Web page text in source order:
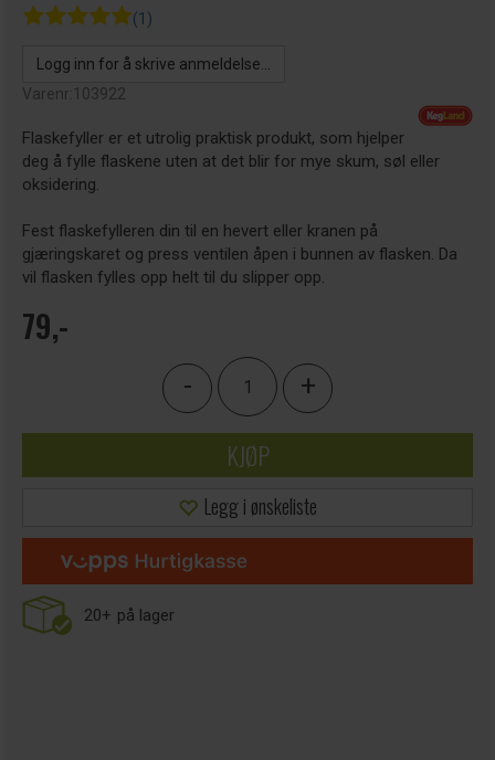
(1)
Logg inn for å skrive anmeldelse...
Varenr:103922
Flaskefyller er et utrolig praktisk produkt, som hjelper
deg å fylle flaskene uten at det blir for mye skum, søl eller
oksidering.
Fest flaskefylleren din til en hevert eller kranen på
gjæringskaret og press ventilen åpen i bunnen av flasken. Da
vil flasken fylles opp helt til du slipper opp.
79,-
- +
KJØP
Legg i ønskeliste
20+ på lager